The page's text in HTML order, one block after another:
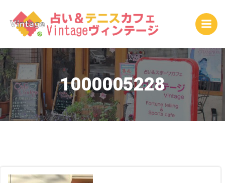
ン
テ
ツ
へ
ス
キ
ッ
プ
1000005228